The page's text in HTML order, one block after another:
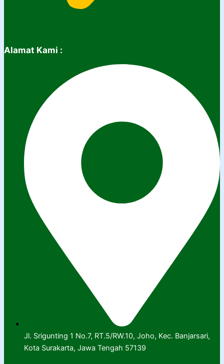
Alamat Kami :
Jl. Srigunting 1 No.7, RT.5/RW.10, Joho, Kec. Banjarsari,
Kota Surakarta, Jawa Tengah 57139